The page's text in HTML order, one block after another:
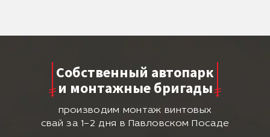
Собственный автопарк
и монтажные бригады
производим монтаж винтовых
свай за 1–2 дня в Павловском Посаде